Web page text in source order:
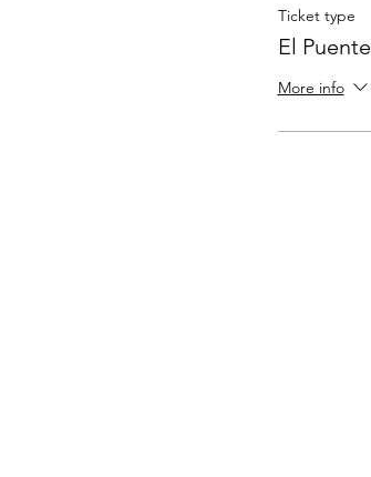
Ticket type
El Puente
More info